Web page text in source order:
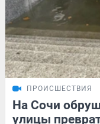
ПРОИСШЕСТВИЯ
На Сочи
улицы